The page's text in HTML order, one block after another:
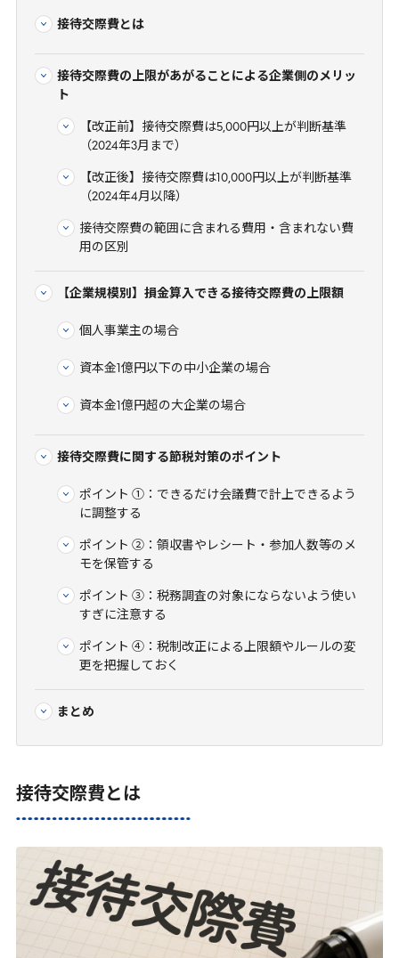
接待交際費とは
接待交際費の上限があがることによる企業側のメリッ
ト
【改正前】接待交際費は5,000円以上が判断基準
（2024年3月まで）
【改正後】接待交際費は10,000円以上が判断基準
（2024年4月以降）
接待交際費の範囲に含まれる費用・含まれない費
用の区別
【企業規模別】損金算入できる接待交際費の上限額
個人事業主の場合
資本金1億円以下の中小企業の場合
資本金1億円超の大企業の場合
接待交際費に関する節税対策のポイント
ポイント ①：できるだけ会議費で計上できるよう
に調整する
ポイント ②：領収書やレシート・参加人数等のメ
モを保管する
ポイント ③：税務調査の対象にならないよう使い
すぎに注意する
ポイント ④：税制改正による上限額やルールの変
更を把握しておく
まとめ
接待交際費とは